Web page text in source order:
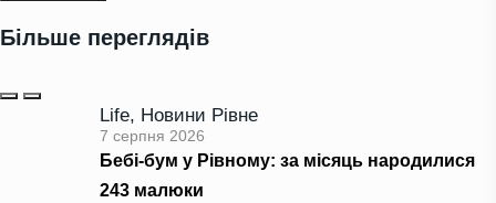
Більше переглядів
Life, Новини Рівне
7 серпня 2026
Бебі-бум у Рівному: за місяць народилися
243 малюки